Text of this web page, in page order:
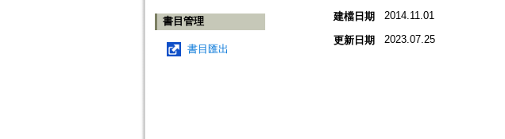
書目管理
書目匯出
建檔日期 2014.11.01
更新日期 2023.07.25